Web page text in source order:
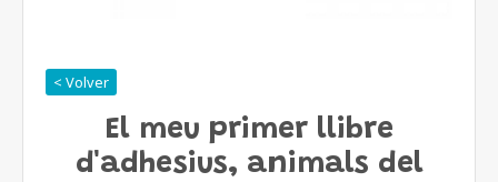
< Volver
El meu primer llibre
d'adhesius, animals del